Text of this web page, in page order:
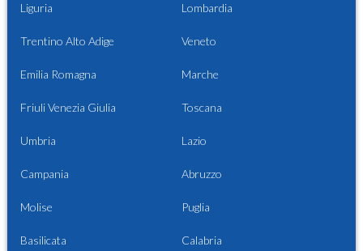
Liguria Lombardia
Trentino Alto Adige Veneto
Emilia Romagna Marche
Friuli Venezia Giulia Toscana
Umbria Lazio
Campania Abruzzo
Molise Puglia
Basilicata Calabria